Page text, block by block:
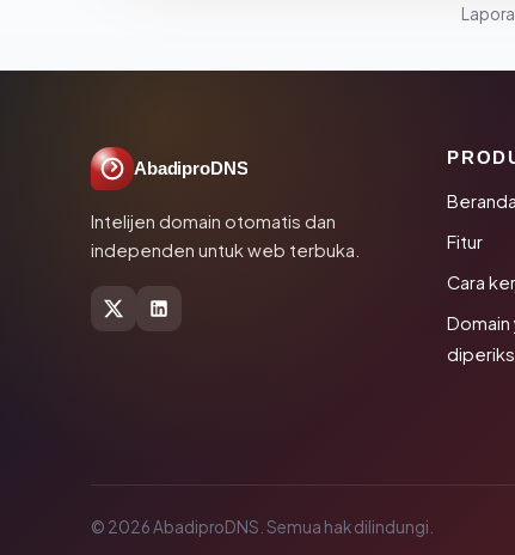
AbadiproDNS
Intelijen domain otomatis dan
independen untuk web terbuka.
Beranda
Fitur
Cara
Domain
© 2026 AbadiproDNS. Semua hak dilindungi.